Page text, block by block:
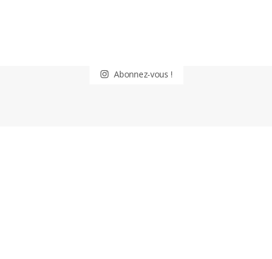
Abonnez-vous !